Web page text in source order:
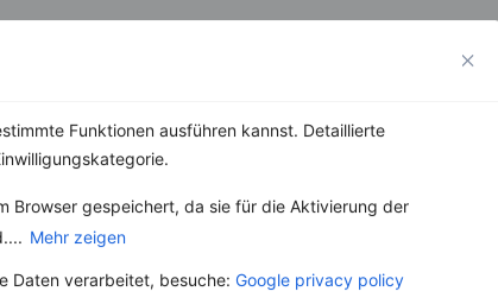
Funktionen ausführen kannst. Detaillierte
Browser gespeichert, da sie für die Aktivierung der
Mehr zeigen
Daten verarbeitet, besuche: Google privacy policy